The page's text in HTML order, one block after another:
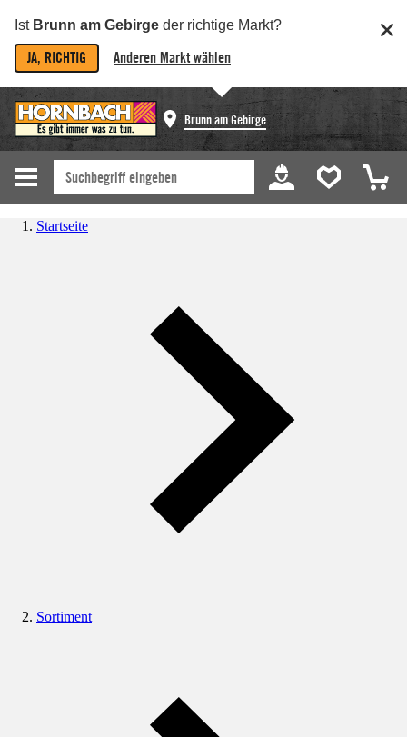
Ist Brunn am Gebirge der richtige Markt?
JA, RICHTIG Anderen Markt wählen
Brunn am Gebirge
Startseite
Sortiment